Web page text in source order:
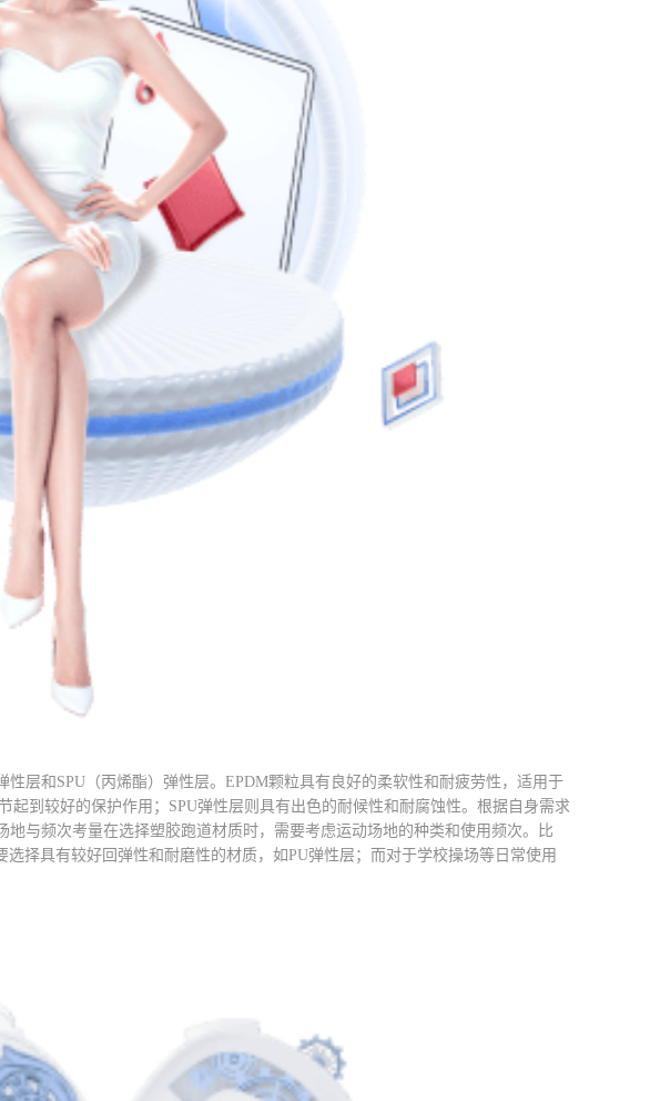
层和SPU（丙烯酯）弹性层。EPDM颗粒具有良好的柔软性和耐疲劳性，适用于
到较好的保护作用；SPU弹性层则具有出色的耐候性和耐腐蚀性。根据自身需求
地与频次考量在选择塑胶跑道材质时，需要考虑运动场地的种类和使用频次。比
择具有较好回弹性和耐磨性的材质，如PU弹性层；而对于学校操场等日常使用